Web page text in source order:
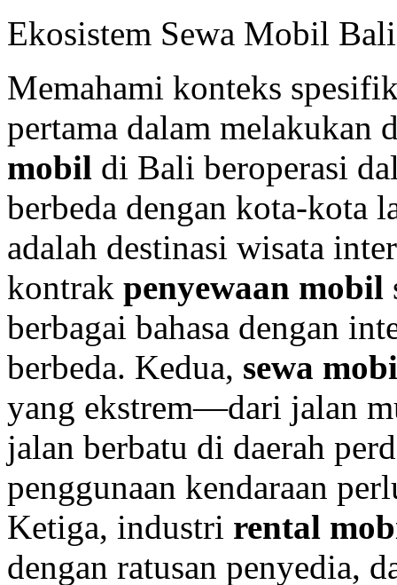
Ekosistem Sewa Mobil
Memahami konteks
pertama dalam
mobil di Bali beroperasi
berbeda dengan kota-kota
adalah destinasi wisata
kontrak penyewaan mobil
berbagai bahasa dengan
berbeda. Kedua, sewa
yang ekstrem—dari jalan
jalan berbatu di daerah
penggunaan kendaraan
Ketiga, industri rental
dengan ratusan penyedia,